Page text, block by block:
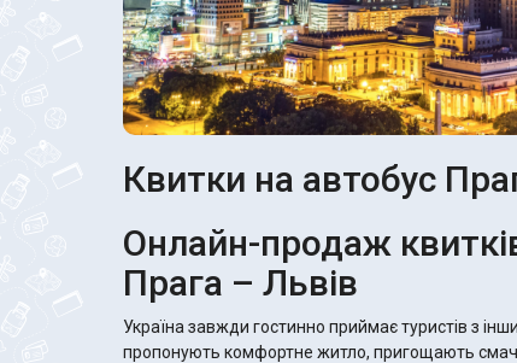
Квитки на автобус
Онлайн-продаж
Прага – Львів
Україна завжди гостинно приймає туристів з
пропонують комфортне житло, пригощають